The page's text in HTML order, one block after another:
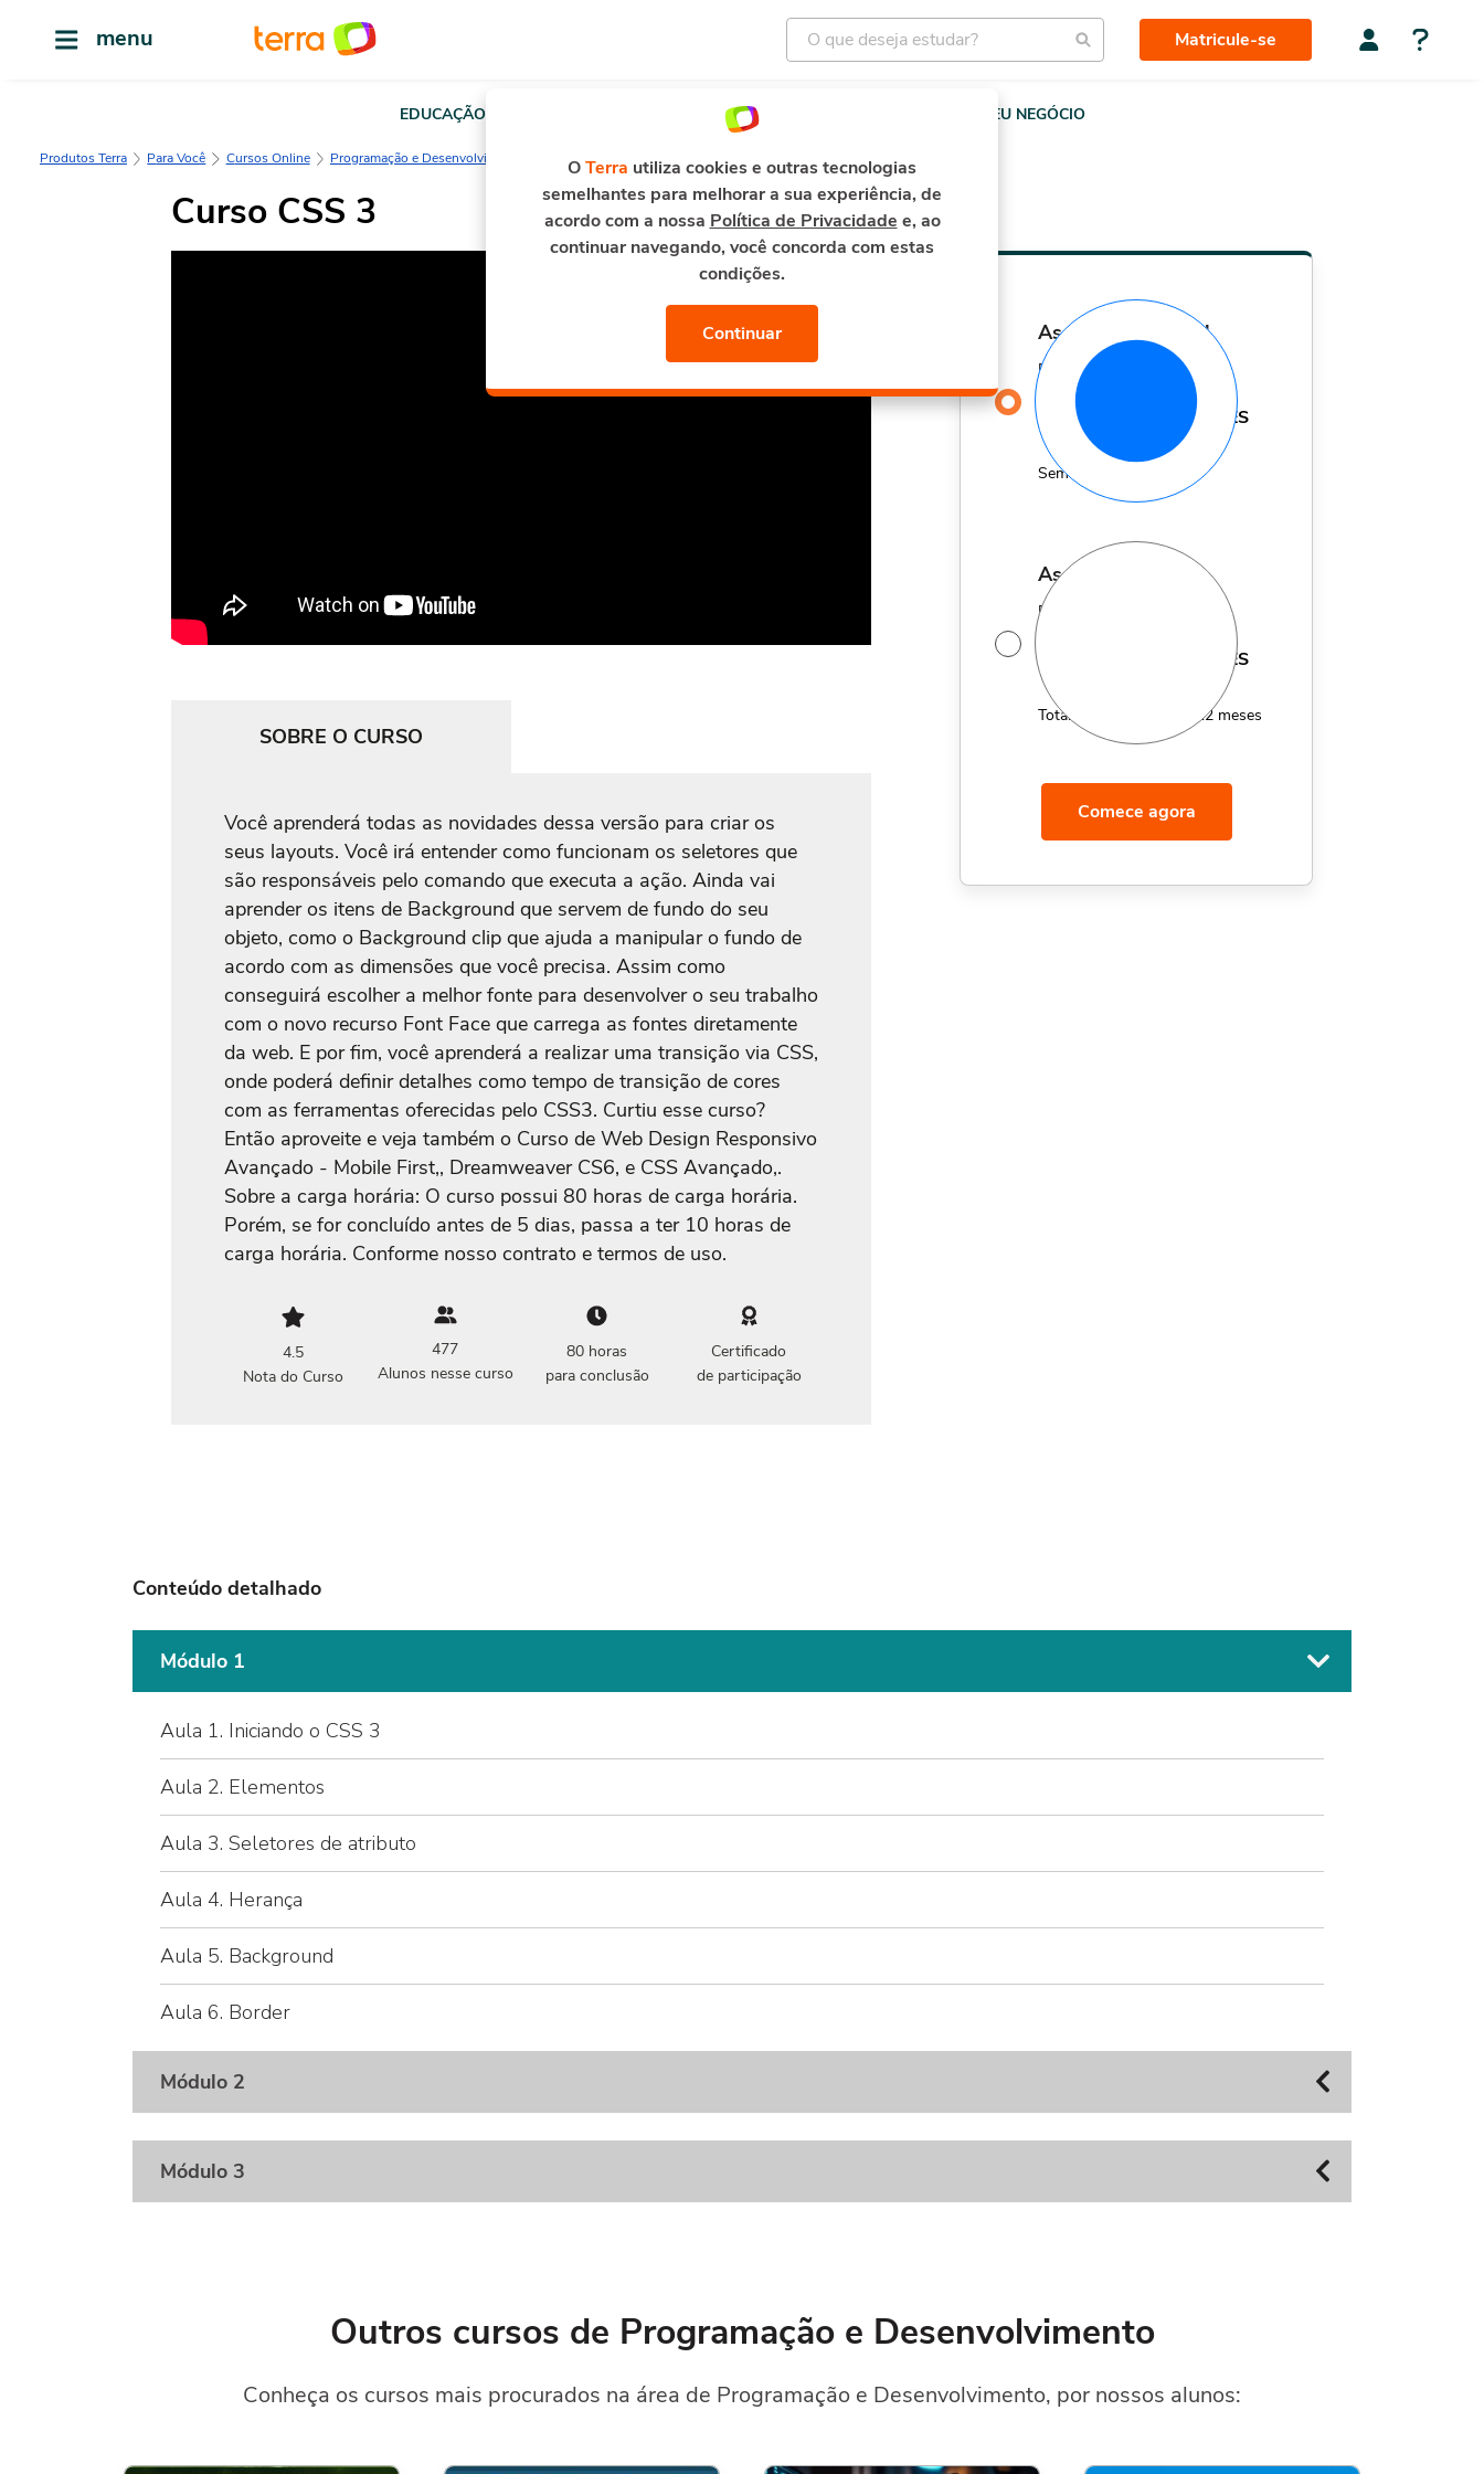
menu Matricule-se
EDUCAÇÃO E-MAIL E SEGURANÇA TERRA MEU NEGÓCIO
Produtos Terra Para Você Cursos Online Programação e Desenvolvimento Curso de CSS 3
Curso CSS 3
SOBRE O CURSO
Você aprenderá todas as novidades dessa versão para criar os
seus layouts. Você irá entender como funcionam os seletores que
são responsáveis pelo comando que executa a ação. Ainda vai
aprender os itens de Background que servem de fundo do seu
objeto, como o Background clip que ajuda a manipular o fundo de
acordo com as dimensões que você precisa. Assim como
conseguirá escolher a melhor fonte para desenvolver o seu trabalho
com o novo recurso Font Face que carrega as fontes diretamente
da web. E por fim, você aprenderá a realizar uma transição via CSS,
onde poderá definir detalhes como tempo de transição de cores
com as ferramentas oferecidas pelo CSS3. Curtiu esse curso?
Então aproveite e veja também o Curso de Web Design Responsivo
Avançado - Mobile First,, Dreamweaver CS6, e CSS Avançado,.
Sobre a carga horária: O curso possui 80 horas de carga horária.
Porém, se for concluído antes de 5 dias, passa a ter 10 horas de
carga horária. Conforme nosso contrato e termos de uso.
4.5
Nota do Curso
477
Alunos nesse curso
80 horas
para conclusão
Certificado
de participação
assinatura mensal
Por apenas
R$ 29,90 MÊS
Sem fidelidade
assinatura anual
Por apenas 12x de
R$ MÊS
Total de R$179,40 por 12 meses
Comece agora
Conteúdo detalhado
Módulo 1
Aula 1. Iniciando o CSS 3
Aula 2. Elementos
Aula 3. Seletores de atributo
Aula 4. Herança
Aula 5. Background
Aula 6. Border
Módulo 2
Módulo 3
Outros cursos de Programação e Desenvolvimento
Conheça os cursos mais procurados na área de Programação e Desenvolvimento, por nossos alunos:
OTerra utiliza cookies e outras tecnologias
semelhantes para melhorar a sua experiência, de
acordo com a nossa Política de Privacidade e, ao
continuar navegando, você concorda com estas
condições.
Continuar